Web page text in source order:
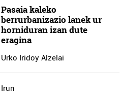
Pasaia kaleko
berrurbanizazio lanek ur
horniduran izan dute
eragina
Urko Iridoy Alzelai
Irun